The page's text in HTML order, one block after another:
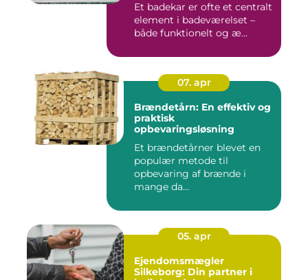
Et badekar er ofte et centralt
element i badeværelset –
både funktionelt og æ...
07. apr
Brændetårn: En effektiv og
praktisk
opbevaringsløsning
Et brændetårner blevet en
populær metode til
opbevaring af brænde i
mange da...
05. apr
Ejendomsmægler
Silkeborg: Din partner i